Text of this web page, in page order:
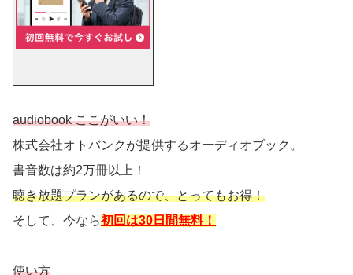
audiobook ここがいい！
株式会社オトバンクが提供するオーディオブック。
書音数は約2万冊以上！
聴き放題プランがあるので、とってもお得！
そして、今なら初回は30日間無料！
使い方